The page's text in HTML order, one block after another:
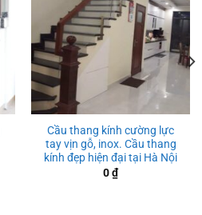
Cầu thang kính cường lực
tay vịn gỗ, inox. Cầu thang
kính đẹp hiện đại tại Hà Nội
0₫